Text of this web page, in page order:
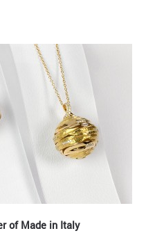
of Made in Italy